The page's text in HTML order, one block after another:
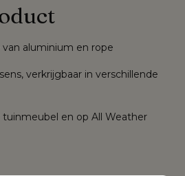
aluminium en rope
verkrijgbaar in verschillende
tuinmeubel en op All Weather